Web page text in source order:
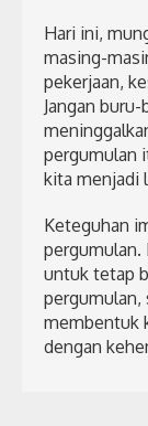
Hari ini,
masing-
pekerjaan,
Jangan
pergumulan
kita menjadi
Keteguhan
pergumulan.
untuk tetap
pergumulan,
membentuk
dengan